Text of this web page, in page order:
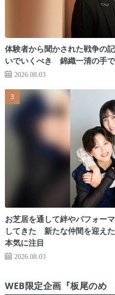
体験者から聞かされた戦争の
いでいくべき 錦織一清の手
2026.08.03
お芝居を通して絆やパフォー
してきた 新たな仲間を迎え
本気に注目
2026.08.03
WEB限定企画『板尾の